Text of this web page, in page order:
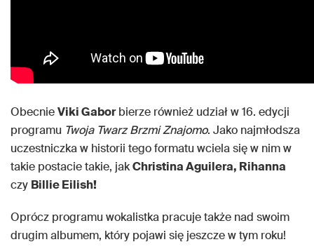
ObecnieViki Gaborbierze również udział w 16. edycji
programu Twoja Twarz Brzmi Znajomo. Jako najmłodsza
uczestniczka w historii tego formatu wciela się w nim w
takie postacie takie, jakChristina Aguilera, Rihanna
czy Billie Eilish!
Oprócz programu wokalistka pracuje także nad swoim
drugim albumem, który pojawi się jeszcze w tym roku!